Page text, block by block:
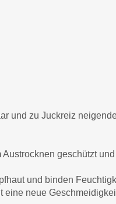
und zu Juckreiz
geschützt
und binden
neue